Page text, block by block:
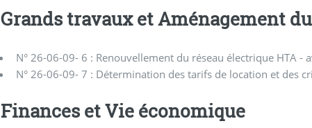
Grands travaux et Aménagement
N° 26-06-09- 6 : Renouvellement du réseau électrique HTA -
N° 26-06-09- 7 : Détermination des tarifs de location et des
Finances et Vie économique